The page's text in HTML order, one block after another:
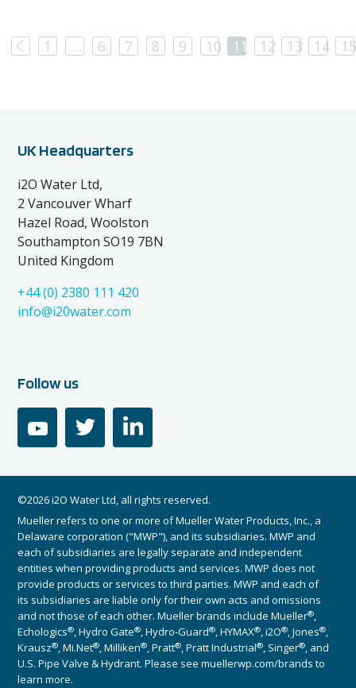
Previous
1 … 6 7 8 9 10 11 12 13 14 15
UK Headquarters
i2O Water Ltd,
2 Vancouver Wharf
Hazel Road, Woolston
Southampton SO19 7BN
United Kingdom
+44 (0) 2380 111 420
info@i20water.com
Follow us
youtube twitter linkedin
©2026 i2O Water Ltd, all rights reserved.
Mueller refers to one or more of Mueller Water Products, Inc., a
Delaware corporation ("MWP"), and its subsidiaries. MWP and
each of subsidiaries are legally separate and independent
entities when providing products and services. MWP does not
provide products or services to third parties. MWP and each of
its subsidiaries are liable only for their own acts and omissions
and not those of each other. Mueller brands include Mueller®,
Echologics®, Hydro Gate®, Hydro-Guard®, HYMAX®, i2O®, Jones®,
Krausz®, Mi.Net®, Milliken®, Pratt®, Pratt Industrial®, Singer®, and
U.S. Pipe Valve & Hydrant. Please see muellerwp.com/brands to
learn more.